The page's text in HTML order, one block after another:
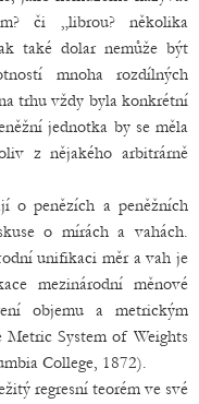
či „librou? několika
také dolar nemůže být
mnoha rozdílných
trhu vždy byla konkrétní
jednotka by se měla
z nějakého arbitrárně
o penězích a peněžních
o mírách a vahách.
unifikaci měr a vah je
mezinárodní měnové
objemu a metrickým
Metric System of Weights
College, 1872).
regresní teorém ve své